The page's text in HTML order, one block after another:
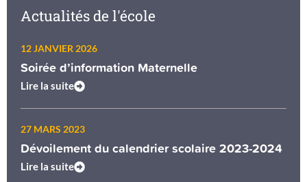
Actualités de l'école
12 JANVIER 2026
Soirée d’information Maternelle
Lire la suite
27 MARS 2023
Dévoilement du calendrier scolaire 2023-2024
Lire la suite